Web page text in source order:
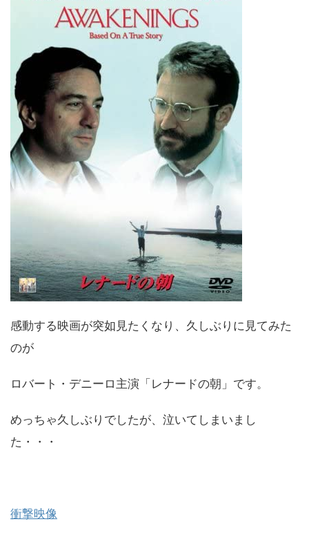
感動する映画が突如見たくなり、久しぶりに見てみた
のが
ロバート・デニーロ主演「レナードの朝」です。
めっちゃ久しぶりでしたが、泣いてしまいまし
た・・・
衝撃映像